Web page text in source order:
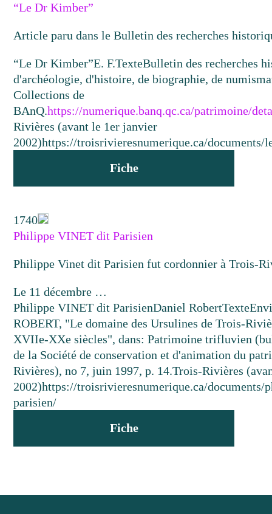
“Le Dr Kimber”
Article paru dans le Bulletin des recherches
“Le Dr Kimber”E. F.TexteBulletin des recherches
d'archéologie, d'histoire, de biographie, de
Collections de
BAnQ.https://numerique.banq.qc.ca/patrimoine/
Rivières (avant le 1er janvier
2002)https://troisrivieresnumerique.ca/documents/
Fiche
1740
Philippe VINET dit Parisien
Philippe Vinet dit Parisien fut cordonnier à Trois-
Le 11 décembre …
Philippe VINET dit ParisienDaniel RobertTexte
ROBERT, "Le domaine des Ursulines de Trois-
XVIIe-XXe siècles", dans: Patrimoine trifluvien
de la Société de conservation et d'animation du
Rivières), no 7, juin 1997, p. 14.Trois-Rivières
2002)https://troisrivieresnumerique.ca/
parisien/
Fiche